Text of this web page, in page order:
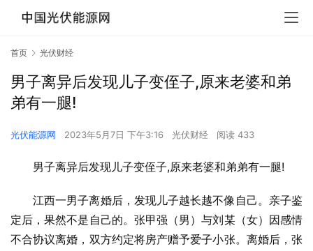
首页 光伏财经
男子离异后发现儿子变侄子,原来老婆和弟
弟有一腿!
光伏能源网 2023年5月7日 下午3:16 光伏财经 阅读 433
男子离异后发现儿子变侄子,原来老婆和弟弟有一腿!
江西一男子离婚后，发现儿子越长越不像自己。亲子鉴
定后，果然不是自己的。张甲强（男）与刘某（女）因感情
不合协议离婚，双方约定将房产赠予爱子小张。离婚后，张